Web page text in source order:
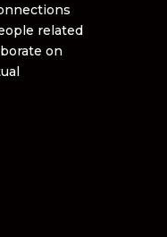
related
on